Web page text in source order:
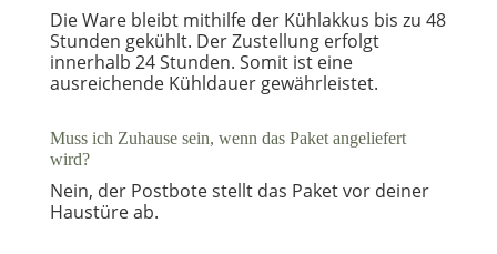
Die Ware bleibt mithilfe der Kühlakkus bis zu 48
Stunden gekühlt. Der Zustellung erfolgt
innerhalb 24 Stunden. Somit ist eine
ausreichende Kühldauer gewährleistet.
Muss ich Zuhause sein, wenn das Paket angeliefert
wird?
Nein, der Postbote stellt das Paket vor deiner
Haustüre ab.